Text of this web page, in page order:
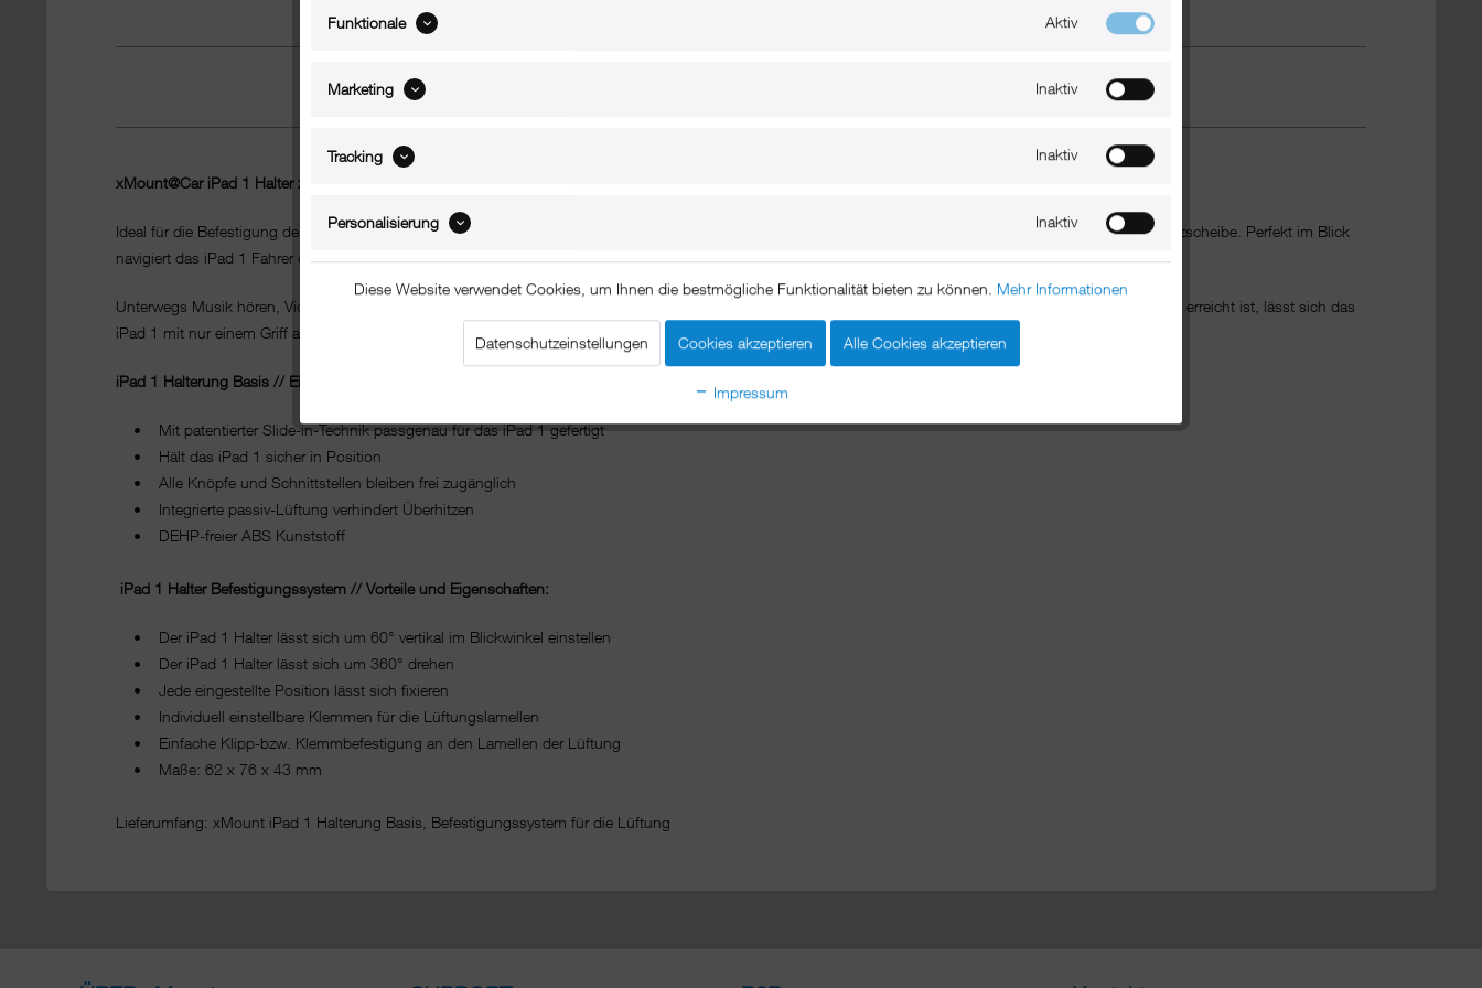
xMount@Car iPad 1 Halter zur Befestigung an der Lüftung
Ideal für die Befestigung des iPad 1 an den Lamellen des Lüftungsschachtes vom Fahrzeug. Besonders empfehlenswert bei Fahrzeugen mit kleiner Windschutzscheibe. Perfekt im Blick
navigiert das iPad 1 Fahrer oder Beifahrer ans Ziel.
Unterwegs Musik hören, Videos abspielen, E-Mails bearbeiten oder Internet-Recherchen – mit dem iPad 1 Halter von xMount ganz einfach! Und sobald das Ziel erreicht ist, lässt sich das
iPad 1 mit nur einem Griff aus der Halterung ziehen und mitnehmen.
iPad 1 Halterung Basis // Eigenschaften und Vorteile:
• Mit patentierter Slide-in-Technik passgenau für das iPad 1 gefertigt
• Hält das iPad 1 sicher in Position
• Alle Knöpfe und Schnittstellen bleiben frei zugänglich
• Integrierte passiv-Lüftung verhindert Überhitzen
• DEHP-freier ABS Kunststoff
iPad 1 Halter Befestigungssystem // Vorteile und Eigenschaften:
• Der iPad 1 Halter lässt sich um 60° vertikal im Blickwinkel einstellen
• Der iPad 1 Halter lässt sich um 360° drehen
• Jede eingestellte Position lässt sich fixieren
• Individuell einstellbare Klemmen für die Lüftungslamellen
• Einfache Klipp-bzw. Klemmbefestigung an den Lamellen der Lüftung
• Maße: 62 x 76 x 43 mm
Lieferumfang: xMount iPad 1 Halterung Basis, Befestigungssystem für die Lüftung
Funktionale Aktiv
Marketing Inaktiv
Tracking Inaktiv
Personalisierung Inaktiv
Diese Website verwendet Cookies, um Ihnen die bestmögliche Funktionalität bieten zu können. Mehr Informationen
Datenschutzeinstellungen Cookies akzeptieren Alle Cookies akzeptieren
Impressum